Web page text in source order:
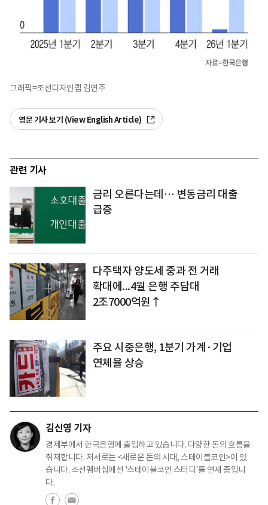
그래픽=조선디자인랩 김연주
영문 기사 보기 (View English Article)
관련 기사
금리 오른다는데… 변동금리 대출
급증
다주택자 양도세 중과 전 거래
확대에...4월 은행 주담대
2조7000억원↑
주요 시중은행, 1분기 가계·기업
연체율 상승
김신영 기자
경제부에서 한국은행에 출입하고 있습니다. 다양한 돈의 흐름을
취재합니다. 저서로는 <새로운 돈의 시대, 스테이블코인>이 있
습니다. 조선멤버십에선 '스테이블코인 스터디'를 연재 중입니
다.